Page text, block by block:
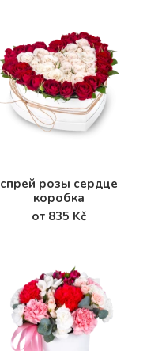
спрей розы сердце
коробка
от 835 Kč